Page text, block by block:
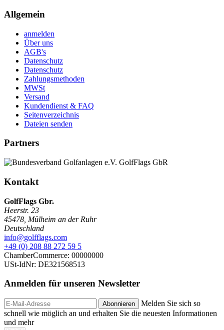
Allgemein
anmelden
Über uns
AGB's
Datenschutz
Datenschutz
Zahlungsmethoden
MWSt
Versand
Kundendienst & FAQ
Seitenverzeichnis
Dateien senden
Partners
Kontakt
GolfFlags Gbr.
Heerstr. 23
45478 Mülheim an der Ruhr
Deutschland
info@golfflags.com
+49 (0) 208 88 272 59 5
ChamberCommerce: 00000000
USt-IdNr: DE321568513
Anmelden für unseren Newsletter
Abonnieren
Melden Sie sich so
schnell wie möglich an und erhalten Sie die neuesten Informationen
und mehr